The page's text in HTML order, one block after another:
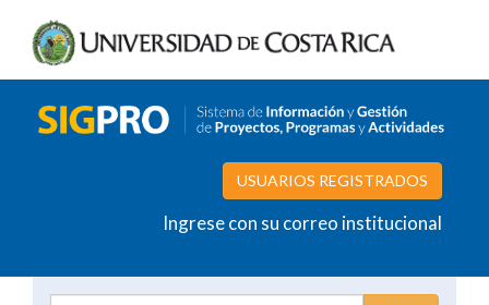
USUARIOS REGISTRADOS
Ingrese con su correo institucional